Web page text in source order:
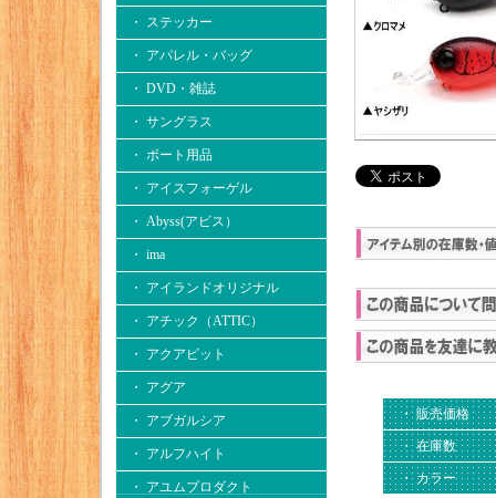
・ ステッカー
・ アパレル・バッグ
・ DVD・雑誌
・ サングラス
・ ボート用品
・ アイスフォーゲル
・ Abyss(アビス）
・ ima
・ アイランドオリジナル
・ アチック（ATTIC）
・ アクアビット
・ アグア
・ アブガルシア
・ アルフハイト
・ アユムプロダクト
・ 販売価格
・ 在庫数
・ カラー